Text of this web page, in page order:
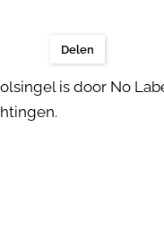
Delen
is door No